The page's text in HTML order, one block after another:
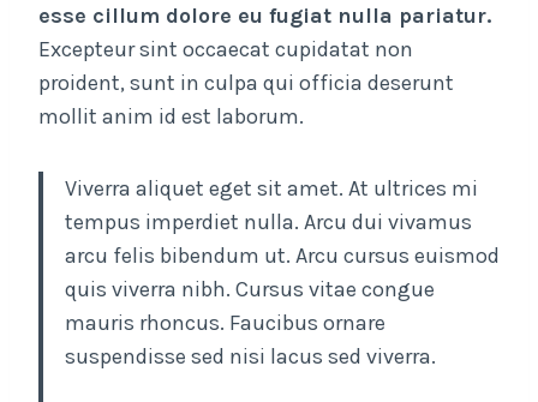
esse cillum dolore eu fugiat nulla pariatur.
Excepteur sint occaecat cupidatat non
proident, sunt in culpa qui officia deserunt
mollit anim id est laborum.
Viverra aliquet eget sit amet. At ultrices mi
tempus imperdiet nulla. Arcu dui vivamus
arcu felis bibendum ut. Arcu cursus euismod
quis viverra nibh. Cursus vitae congue
mauris rhoncus. Faucibus ornare
suspendisse sed nisi lacus sed viverra.